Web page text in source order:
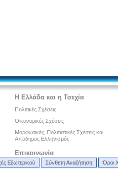
Η Ελλάδα και η Τσεχία
Πολιτικές Σχέσεις
Οικονομικές Σχέσεις
Μορφωτικές, Πολιτιστικές Σχέσεις και
Απόδημος Ελληνισμός
Επικοινωνία
Εξωτερικού Σύνθετη Αναζήτηση Όροι